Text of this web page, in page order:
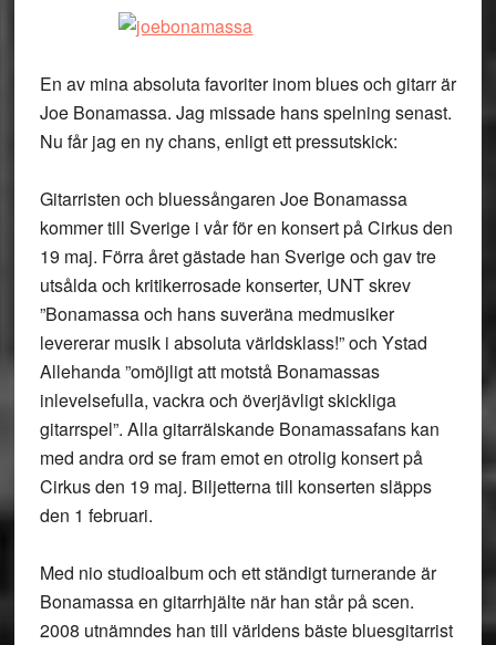
En av mina absoluta favoriter inom blues och gitarr är
Joe Bonamassa. Jag missade hans spelning senast.
Nu får jag en ny chans, enligt ett pressutskick:
Gitarristen och bluessångaren Joe Bonamassa
kommer till Sverige i vår för en konsert på Cirkus den
19 maj. Förra året gästade han Sverige och gav tre
utsålda och kritikerrosade konserter, UNT skrev
”Bonamassa och hans suveräna medmusiker
levererar musik i absoluta världsklass!” och Ystad
Allehanda ”omöjligt att motstå Bonamassas
inlevelsefulla, vackra och överjävligt skickliga
gitarrspel”. Alla gitarrälskande Bonamassafans kan
med andra ord se fram emot en otrolig konsert på
Cirkus den 19 maj. Biljetterna till konserten släpps
den 1 februari.
Med nio studioalbum och ett ständigt turnerande är
Bonamassa en gitarrhjälte när han står på scen.
2008 utnämndes han till världens bäste bluesgitarrist